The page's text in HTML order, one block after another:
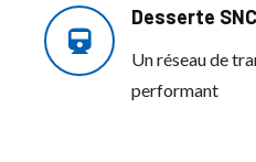
Desserte
Un réseau de
performant